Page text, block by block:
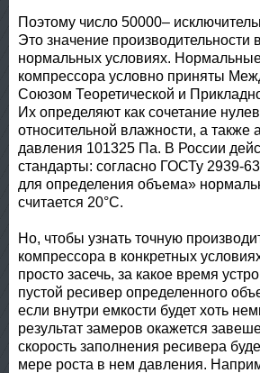
Поэтому число 50000–
Это значение производительности
нормальных условиях.
компрессора условно приняты
Союзом Теоретической и
Их определяют как сочетание
относительной влажности, а также
давления 101325 Па. В России
стандарты: согласно ГОСТу 2939-
для определения объема»
считается 20°С.
Но, чтобы узнать точную
компрессора в конкретных
просто засечь, за какое время
пустой ресивер определенного
если внутри емкости будет хоть
результат замеров окажется
скорость заполнения ресивера
мере роста в нем давления.